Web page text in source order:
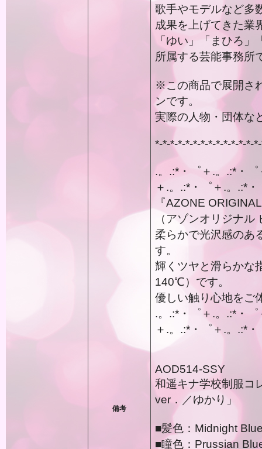
備考
歌手やモデルなど多
成果を上げてきた業
「ゆい」「まひろ
所属する芸能事務所
※この商品で展開さ
ンです。
実際の人物・団体な
*-*-*-*-*-*-*-*-*-*-*-*-*-
.。.:*・゜＋.。.:*・
＋.。.:*・゜＋.。.:*
『AZONE
（アゾンオリジナ
柔らかで光沢感のあ
す。
輝くツヤと滑らかな
140℃）です。
優しい触り心地をご
.。.:*・゜＋.。.:*・
＋.。.:*・゜＋.。.:*
AOD514-SSY
和遥キナ学校制服コ
ver．／ゆかり」
■髪色：Midnight
■瞳色：Prussian